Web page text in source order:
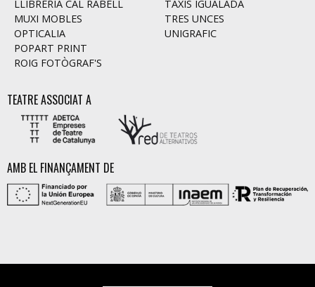
LLIBRERIA CAL RABELL
MUXI MOBLES
OPTICALIA
POPART PRINT
ROIG FOTÒGRAF'S
TAXIS IGUALADA
TRES UNCES
UNIGRAFIC
TEATRE ASSOCIAT A
AMB EL FINANÇAMENT DE